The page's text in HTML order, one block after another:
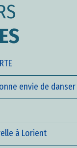
envie de danser
à Lorient